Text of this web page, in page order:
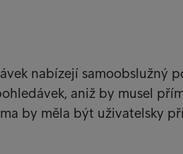
nabízejí samoobslužný
aniž by musel
by měla být uživatelsky